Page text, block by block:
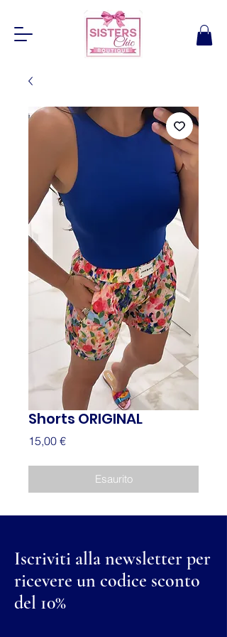
Shorts ORIGINAL
15,00 €Prezzo
Esaurito
Iscriviti alla newsletter per
ricevere un codice sconto
del 10%